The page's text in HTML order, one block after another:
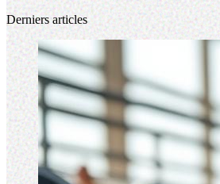
Derniers articles